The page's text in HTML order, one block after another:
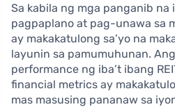
Sa kabila ng mga panganib na
pagpaplano at pag-unawa sa
ay makakatulong sa’yo na
layunin sa pamumuhunan.
performance ng iba’t ibang
financial metrics ay
mas masusing pananaw sa